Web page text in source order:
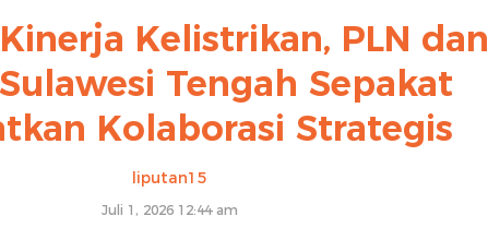
Kelistrikan, PLN dan
Tengah Sepakat
Kolaborasi Strategis
liputan15
Juli 1, 2026 12:44 am